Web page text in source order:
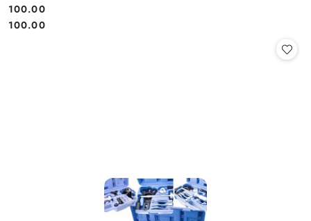
Cena:
100.00
Cena:
100.00